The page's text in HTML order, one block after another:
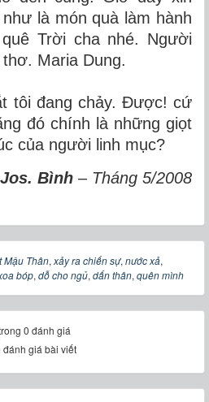
là món quà làm hành
Trời cha nhé. Người
Maria Dung.
tôi đang chảy. Được! cứ
đó chính là những giọt
của người linh mục?
Jos. Bình – Tháng 5/2008
Mậu Thân, xảy ra chiến sự, nước xả,
bóp, dỗ cho ngủ, dấn thân, quên mình
0 đánh giá
đánh giá bài viết